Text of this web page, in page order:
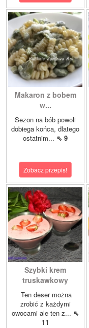
Makaron z bobem
w...
Sezon na bób powoli
dobiega końca, dlatego
ostatnim... ⇖ 9
Zobacz przepis!
Szybki krem
truskawkowy
Ten deser można
zrobić z każdymi
owocami ale ten z... ⇖
11